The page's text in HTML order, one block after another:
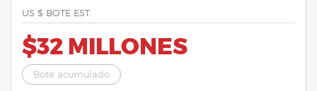
US $ BOTE EST.
$32 MILLONES
Bote acumulado